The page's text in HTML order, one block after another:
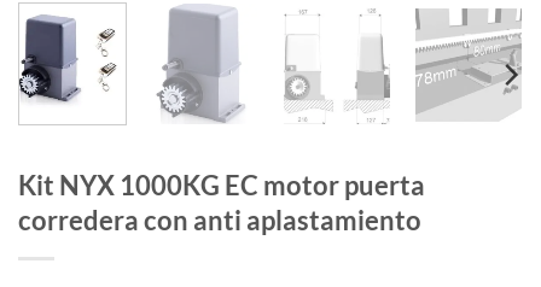
Kit NYX 1000KG EC motor puerta
corredera con anti aplastamiento